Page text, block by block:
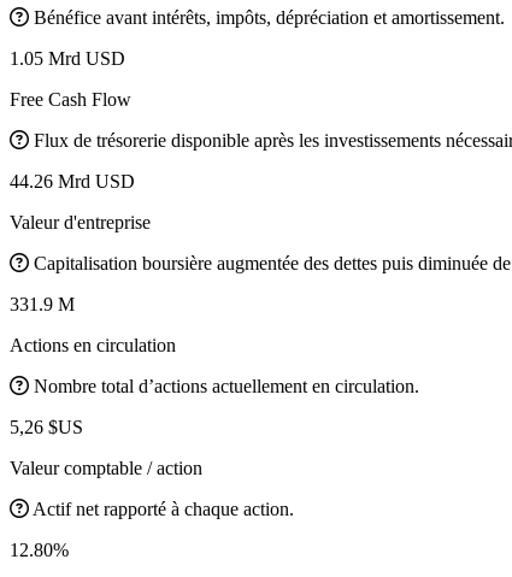
Bénéfice avant intérêts, impôts, dépréciation et amortissement.
1.05 Mrd USD
Free Cash Flow
Flux de trésorerie disponible après les investissements
44.26 Mrd USD
Valeur d'entreprise
Capitalisation boursière augmentée des dettes puis diminuée
331.9 M
Actions en circulation
Nombre total d’actions actuellement en circulation.
5,26 $US
Valeur comptable / action
Actif net rapporté à chaque action.
12.80%